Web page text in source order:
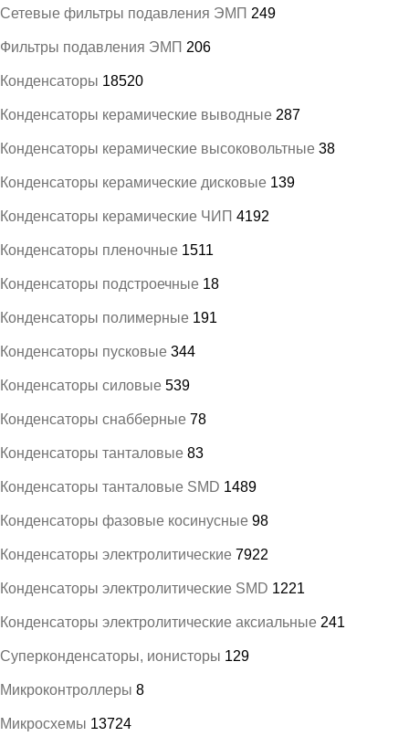
Сетевые фильтры подавления ЭМП 249
Фильтры подавления ЭМП 206
Конденсаторы 18520
Конденсаторы керамические выводные 287
Конденсаторы керамические высоковольтные 38
Конденсаторы керамические дисковые 139
Конденсаторы керамические ЧИП 4192
Конденсаторы пленочные 1511
Конденсаторы подстроечные 18
Конденсаторы полимерные 191
Конденсаторы пусковые 344
Конденсаторы силовые 539
Конденсаторы снабберные 78
Конденсаторы танталовые 83
Конденсаторы танталовые SMD 1489
Конденсаторы фазовые косинусные 98
Конденсаторы электролитические 7922
Конденсаторы электролитические SMD 1221
Конденсаторы электролитические аксиальные 241
Суперконденсаторы, ионисторы 129
Микроконтроллеры 8
Микросхемы 13724